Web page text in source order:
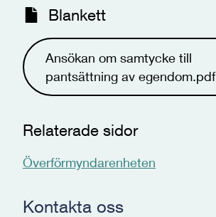
Blankett
Ansökan om samtycke till
pantsättning av egendom.pdf
Relaterade sidor
Överförmyndarenheten
Kontakta oss